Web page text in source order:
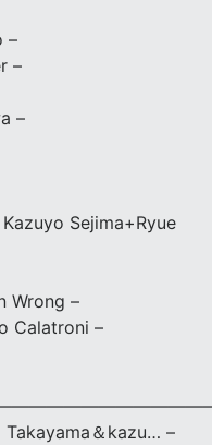
–
–
–
Sejima+Ryue
Wrong –
Calatroni –
＆kazu… –